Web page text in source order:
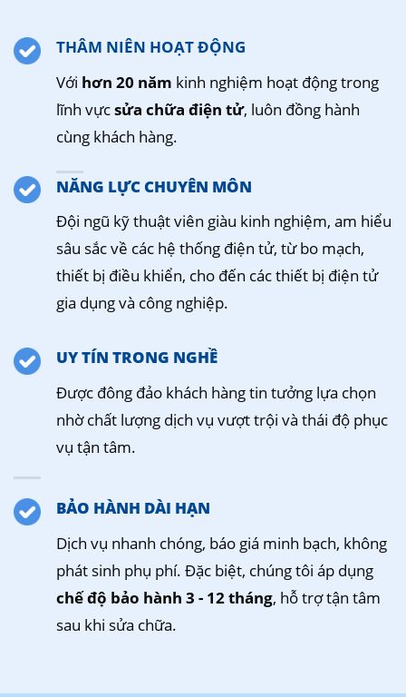
THÂM NIÊN HOẠT ĐỘNG
Với hơn 20 năm kinh nghiệm hoạt động trong
lĩnh vựcsửa chữa điện tử, luôn đồng hành
cùng khách hàng.
NĂNG LỰC CHUYÊN MÔN
Đội ngũ kỹ thuật viên giàu kinh nghiệm, am hiểu
sâu sắc về các hệ thống điện tử, từ bo mạch,
thiết bị điều khiển, cho đến các thiết bị điện tử
gia dụng và công nghiệp.
UY TÍN TRONG NGHỀ
Được đông đảo khách hàng tin tưởng lựa chọn
nhờ chất lượng dịch vụ vượt trội và thái độ phục
vụ tận tâm.
BẢO HÀNH DÀI HẠN
Dịch vụ nhanh chóng, báo giá minh bạch, không
phát sinh phụ phí. Đặc biệt, chúng tôi áp dụng
chế độ bảo hành 3 - 12 tháng, hỗ trợ tận tâm
sau khi sửa chữa.